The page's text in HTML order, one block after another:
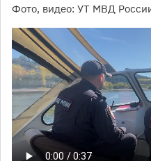
Фото, видео: УТ МВД